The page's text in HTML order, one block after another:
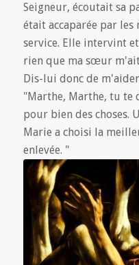
Seigneur, écoutait sa
était accaparée par
service. Elle intervint
rien que ma sœur
Dis-lui donc de
"Marthe, Marthe, tu te
pour bien des choses.
Marie a choisi la
enlevée. "